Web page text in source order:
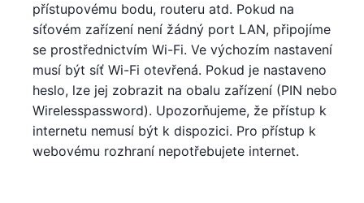
přístupovému bodu, routeru atd. Pokud na
síťovém zařízení není žádný port LAN, připojíme
se prostřednictvím Wi-Fi. Ve výchozím nastavení
musí být síť Wi-Fi otevřená. Pokud je nastaveno
heslo, lze jej zobrazit na obalu zařízení (PIN nebo
Wirelesspassword). Upozorňujeme, že přístup k
internetu nemusí být k dispozici. Pro přístup k
webovému rozhraní nepotřebujete internet.